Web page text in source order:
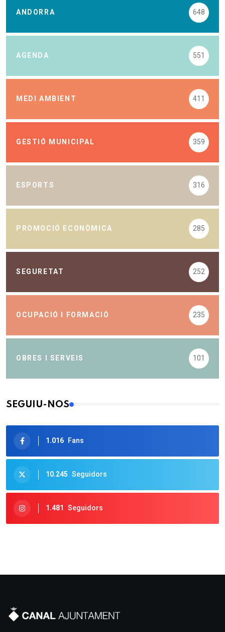
ANDORRA 648
AGENDA 551
MEDI AMBIENT 411
GESTIÓ MUNICIPAL 359
ESPORTS 316
PROMOCIÓ ECONÒMICA 285
SEGURETAT 252
OCUPACIÓ I FORMACIÓ 235
OBRES I SERVEIS 101
SEGUIU-NOS
1.016 Fans
10.245 Seguidors
1.481 Seguidors